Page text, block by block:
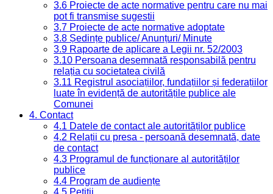
3.6 Proiecte de acte normative pentru care nu mai
pot fi transmise sugestii
3.7 Proiecte de acte normative adoptate
3.8 Ședințe publice/ Anunțuri/ Minute
3.9 Rapoarte de aplicare a Legii nr. 52/2003
3.10 Persoana desemnată responsabilă pentru
relația cu societatea civilă
3.11 Registrul asociațiilor, fundațiilor și federațiilor
luate în evidență de autoritățile publice ale
Comunei
4. Contact
4.1 Datele de contact ale autorităților publice
4.2 Relații cu presa - persoană desemnată, date
de contact
4.3 Programul de funcționare al autorităților
publice
4.4 Program de audiențe
4.5 Petiții